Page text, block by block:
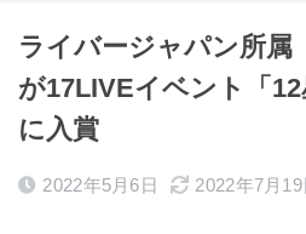
ライバージャパン所属
が17LIVEイベント「
に入賞
2022年5月6日 2022年7月19